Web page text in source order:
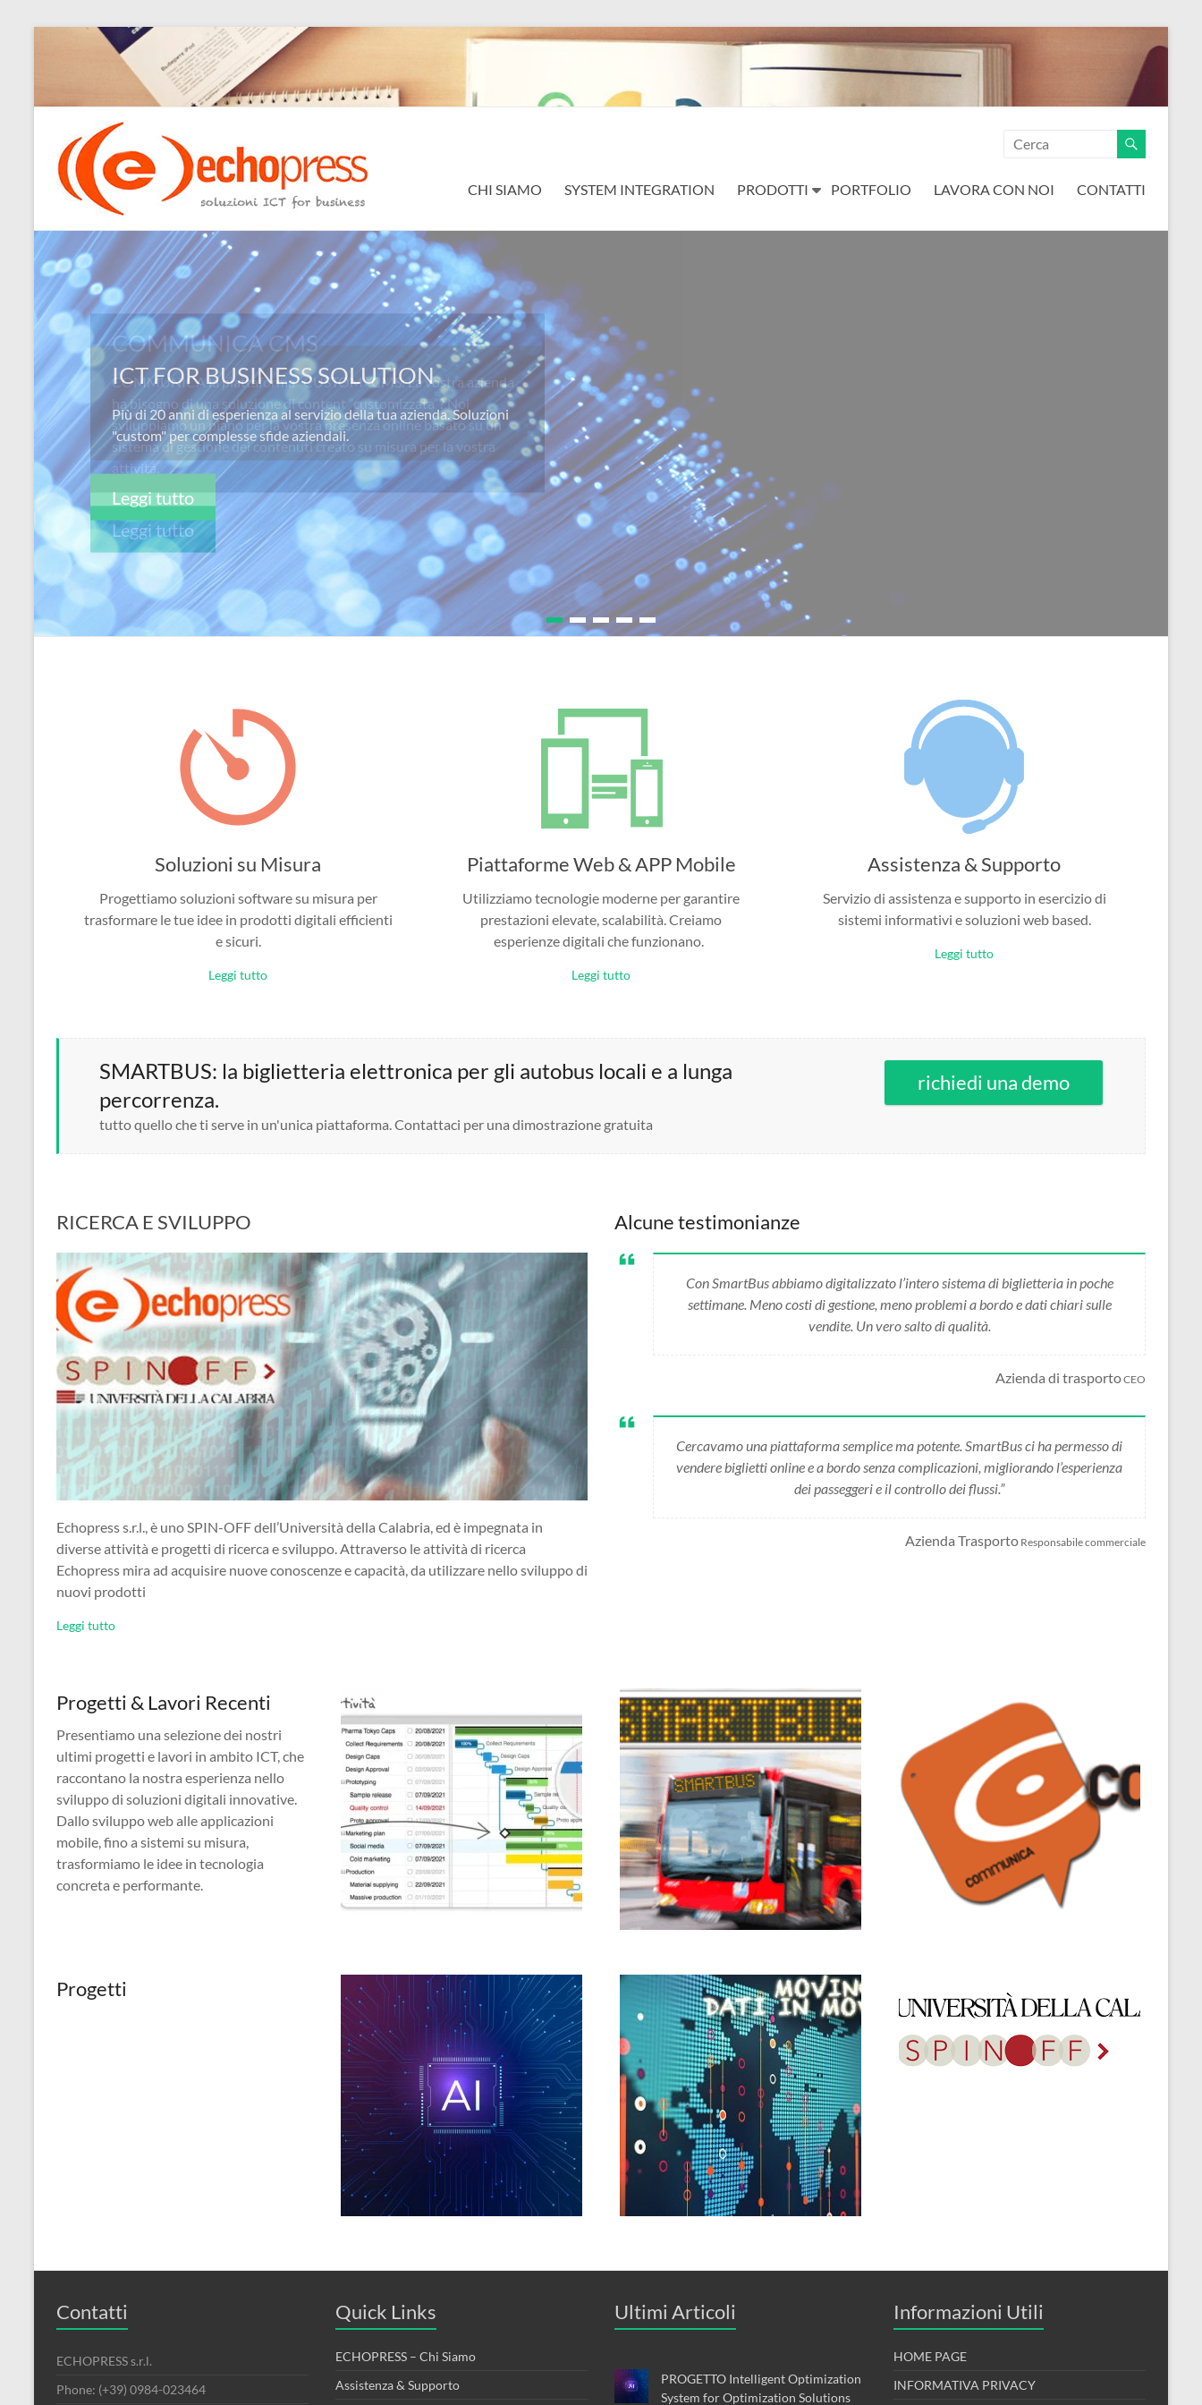
Echopress
s.r.l.
soluzioni
ICT
for
business
Ingegneri
per
passione
CHI SIAMO SYSTEM INTEGRATION PRODOTTI PORTFOLIO LAVORA CON NOI CONTATTI
COMMUNICA CMS
COMMUNICA la piattaforma “CUSTOM” CMS: La vostra azienda
ha bisogno di una soluzione di content “customizzata”? Noi
sviluppiamo un piano per la vostra presenza online basato su un
sistema di gestione dei contenuti creato su misura per la vostra
attivitá.
Leggi tutto
Soluzioni su Misura
Progettiamo soluzioni software su misura per
trasformare le tue idee in prodotti digitali efficienti
e sicuri.
Leggi tutto
Piattaforme Web & APP Mobile
Utilizziamo tecnologie moderne per garantire
prestazioni elevate, scalabilità. Creiamo
esperienze digitali che funzionano.
Leggi tutto
Assistenza & Supporto
Servizio di assistenza e supporto in esercizio di
sistemi informativi e soluzioni web based.
Leggi tutto
SMARTBUS: la biglietteria elettronica per gli autobus locali e a lunga
percorrenza.
tutto quello che ti serve in un'unica piattaforma. Contattaci per una dimostrazione gratuita
richiedi una demo
RICERCA E SVILUPPO
Echopress s.r.l., è uno SPIN-OFF dell’Università della Calabria, ed è impegnata in
diverse attività e progetti di ricerca e sviluppo. Attraverso le attività di ricerca
Echopress mira ad acquisire nuove conoscenze e capacità, da utilizzare nello sviluppo di
nuovi prodotti
Leggi tutto
Alcune testimonianze
Con SmartBus abbiamo digitalizzato l’intero sistema di biglietteria in poche
settimane. Meno costi di gestione, meno problemi a bordo e dati chiari sulle
vendite. Un vero salto di qualità.
Azienda di trasportoCEO
Cercavamo una piattaforma semplice ma potente. SmartBus ci ha permesso di
vendere biglietti online e a bordo senza complicazioni, migliorando l’esperienza
dei passeggeri e il controllo dei flussi.”
Azienda Trasporto Responsabile commerciale
Progetti & Lavori Recenti
Presentiamo una selezione dei nostri
ultimi progetti e lavori in ambito ICT, che
raccontano la nostra esperienza nello
sviluppo di soluzioni digitali innovative.
Dallo sviluppo web alle applicazioni
mobile, fino a sistemi su misura,
trasformiamo le idee in tecnologia
concreta e performante.
Progetti
Contatti
ECHOPRESS s.r.l.
Phone: (+39) 0984-023464
Quick Links
ECHOPRESS – Chi Siamo
Assistenza & Supporto
Ultimi Articoli
PROGETTO Intelligent Optimization
System for Optimization Solutions
Informazioni Utili
HOME PAGE
INFORMATIVA PRIVACY